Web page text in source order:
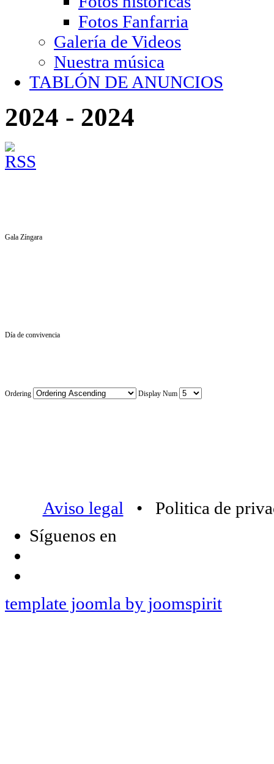
Fotos Fanfarria
Galería de Videos
Nuestra música
TABLÓN DE ANUNCIOS
2024 - 2024
Gala Zíngara
Día de convivencia
Ordering Display Num
Aviso legal • Politica de
Síguenos en
template joomla by joomspirit